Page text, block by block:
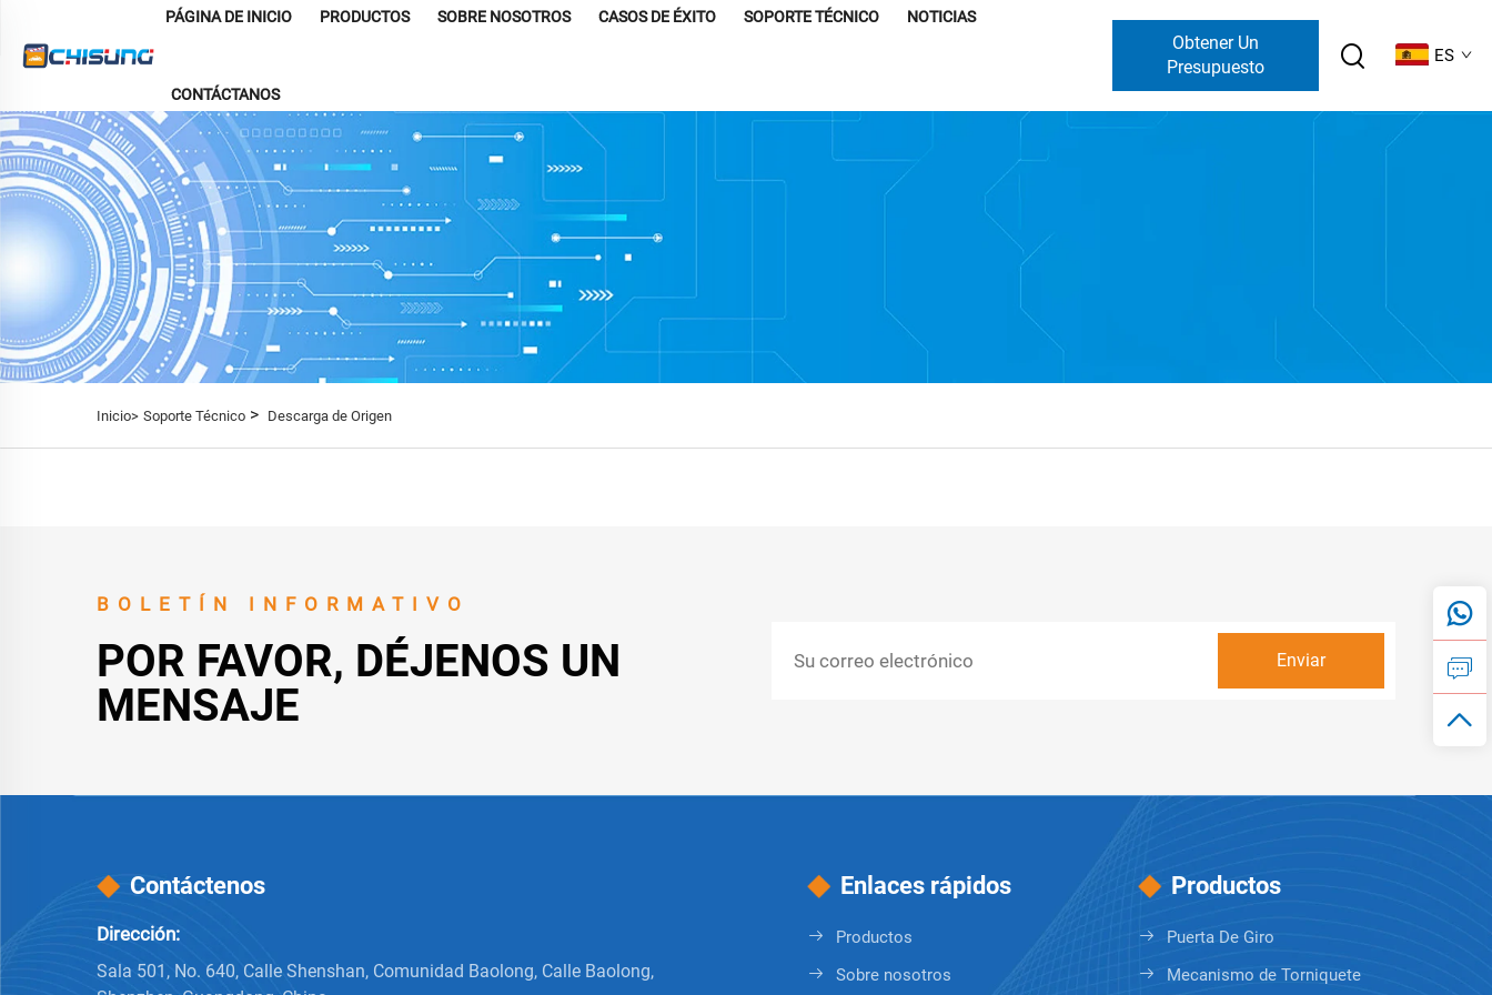
PÁGINA DE INICIO PRODUCTOS SOBRE NOSOTROS CASOS DE ÉXITO SOPORTE TÉCNICO NOTICIAS
CONTÁCTANOS
Obtener Un
Presupuesto
ES
Inicio> Soporte Técnico > Descarga de Origen
BOLETÍN INFORMATIVO
POR FAVOR, DÉJENOS UN
MENSAJE
Contáctenos
Dirección:
Sala 501, No. 640, Calle Shenshan, Comunidad Baolong, Calle Baolong,
Enlaces rápidos
Productos
Sobre nosotros
Productos
Puerta De Giro
Mecanismo de Torniquete